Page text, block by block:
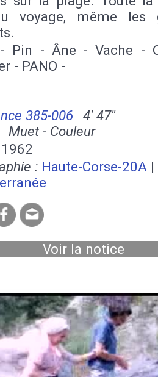
voyage, même les
Pin - Âne - Vache -
- PANO -
385-006
4' 47''
Muet - Couleur
1962
: Haute-Corse-20A |
Voir la notice